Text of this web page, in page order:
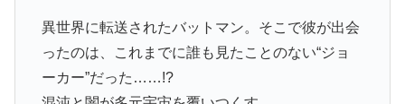
異世界に転送されたバットマン。そこで彼が出会
ったのは、これまでに誰も見たことのない“ジョ
ーカー”だった……!?